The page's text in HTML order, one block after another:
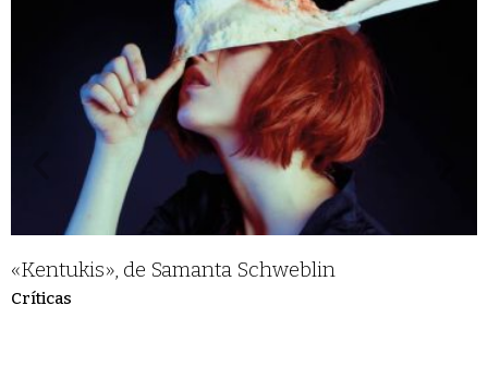
«Kentukis», de Samanta Schweblin
Críticas